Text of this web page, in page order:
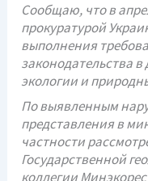
Сообщаю, что в
прокуратурой
выполнения
законодательства
экологии и
По выявленным
представления в
частности
Государственной
коллегии